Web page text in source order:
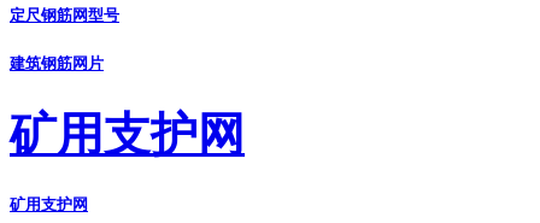
定尺钢筋网型号
建筑钢筋网片
矿用支护网
矿用支护网